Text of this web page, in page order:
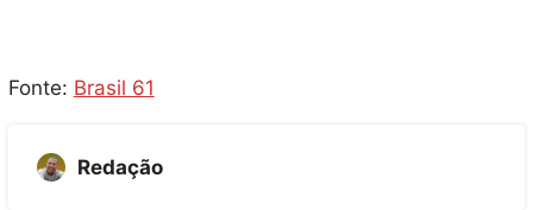
Fonte: Brasil 61
Redação